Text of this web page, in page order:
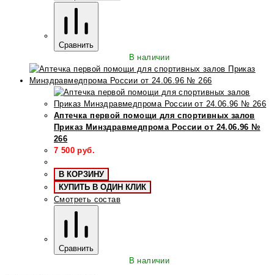
Сравнить
В наличии
Аптечка первой помощи для спортивных залов
Приказ Минздравмедпрома России от 24.06.96 №
266
7 500 руб.
В КОРЗИНУ
КУПИТЬ В ОДИН КЛИК
Смотреть состав
Сравнить
В наличии